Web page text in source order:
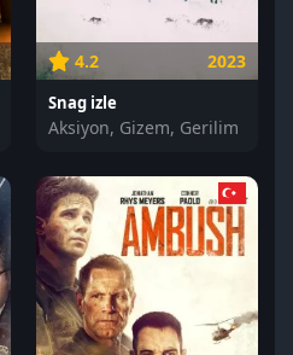
4.2 2023
Snag izle
Aksiyon, Gizem, Gerilim